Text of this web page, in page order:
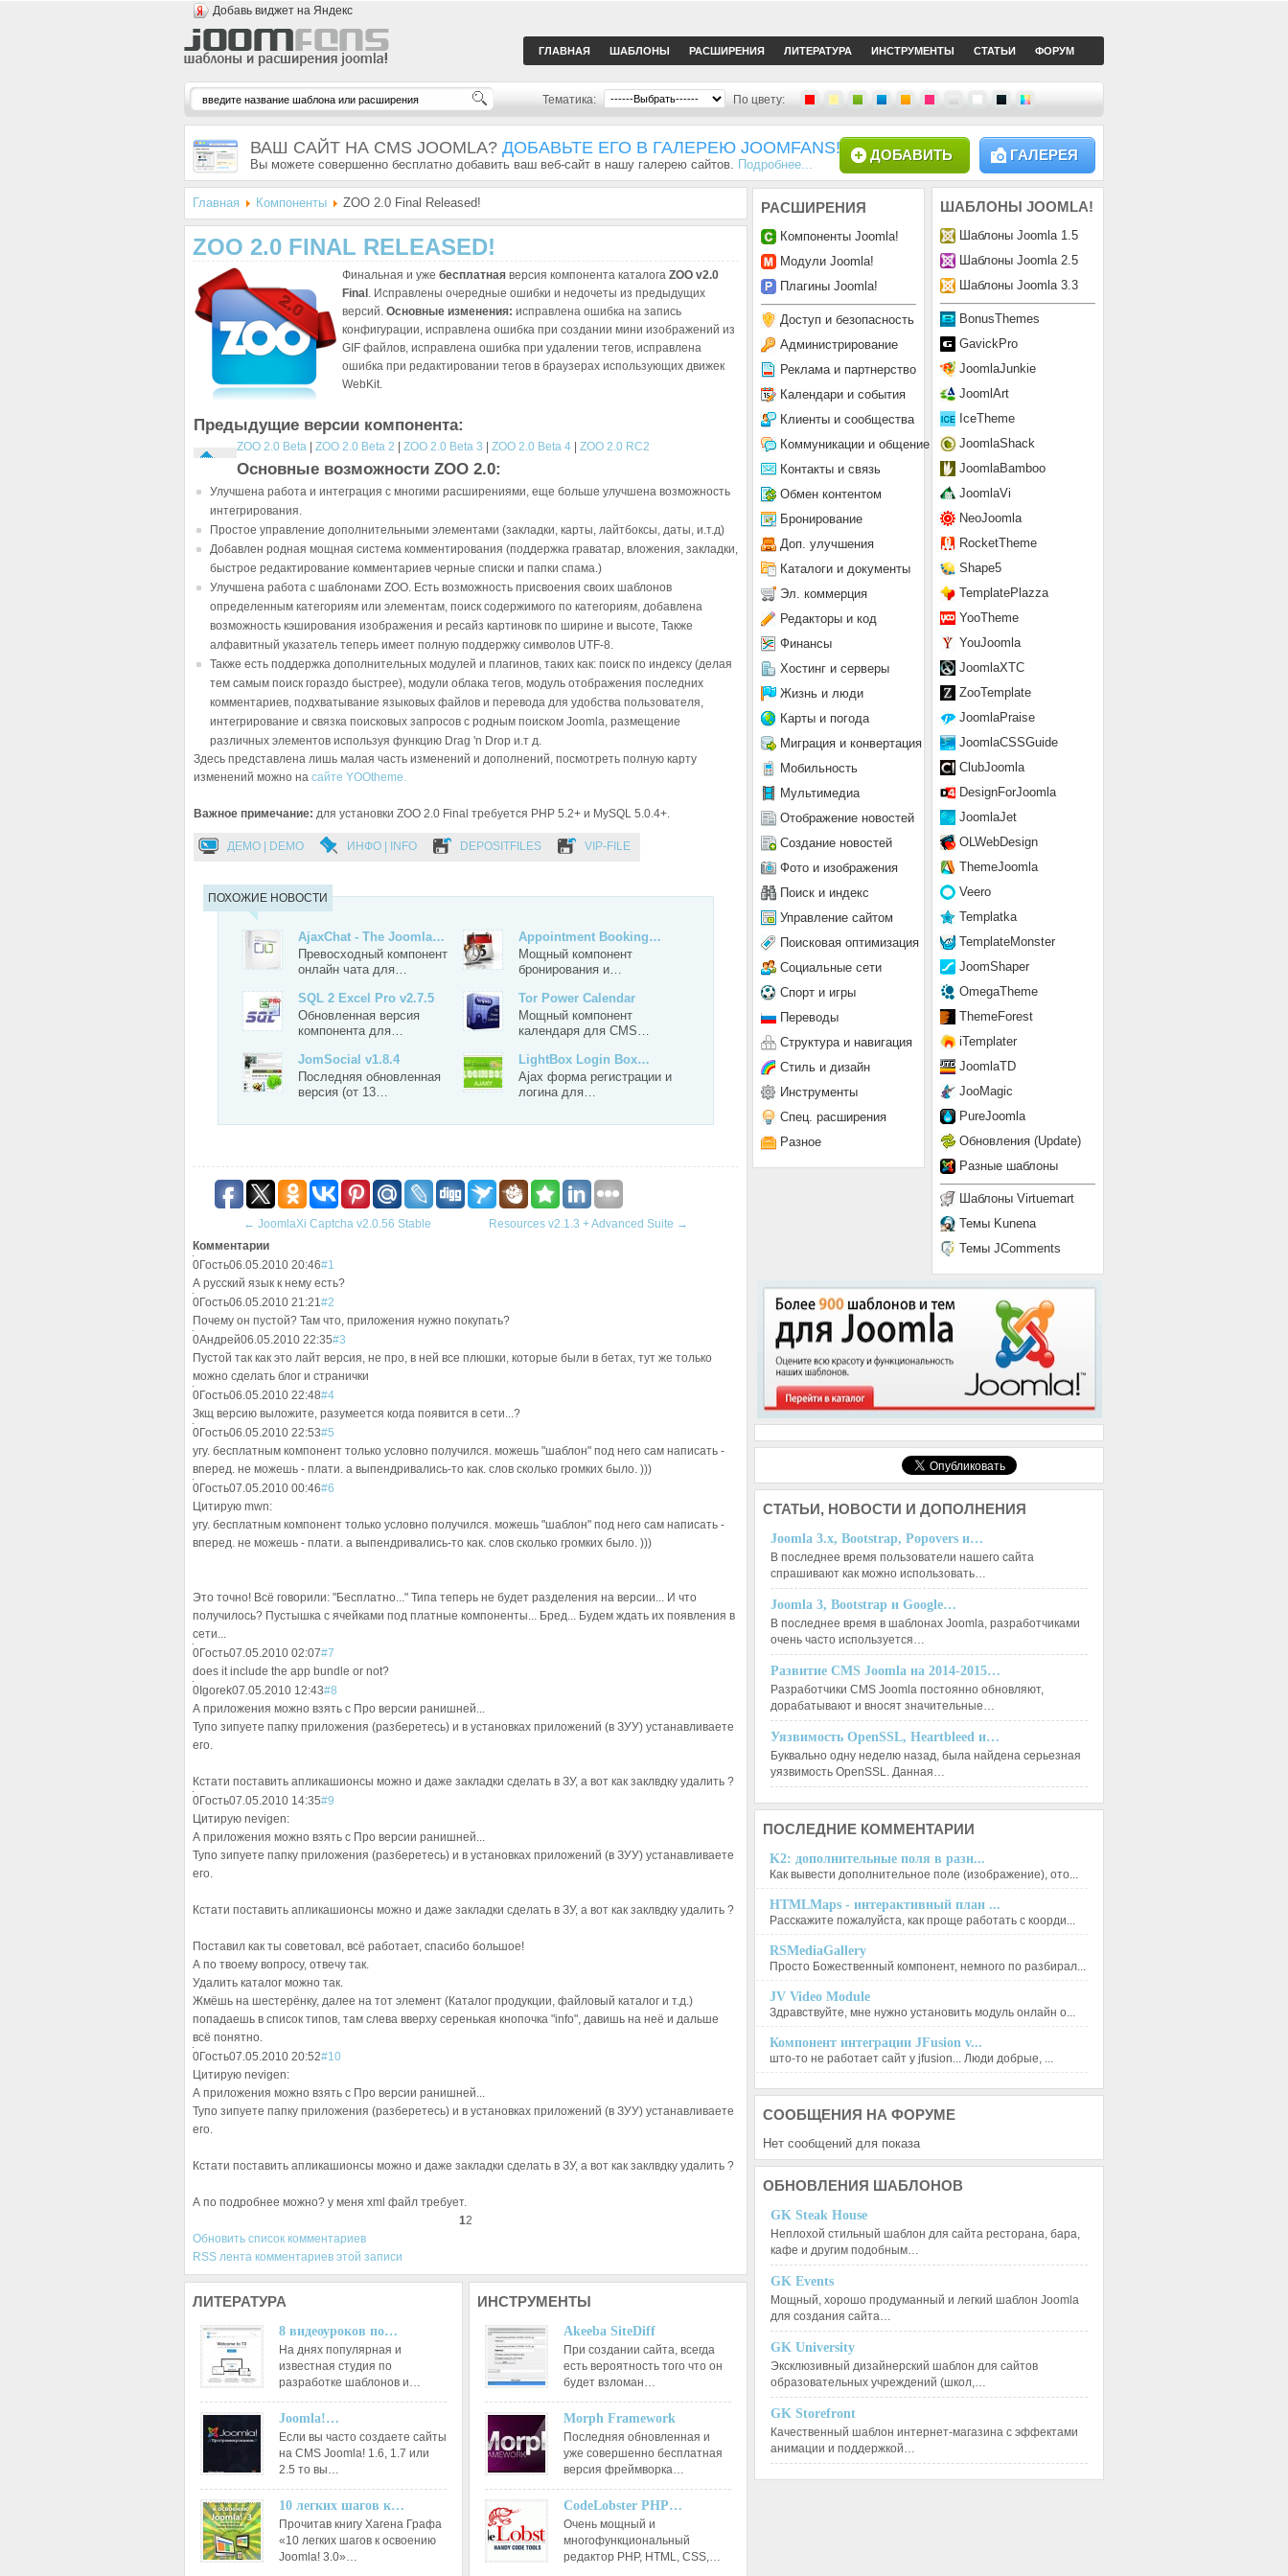
Добавь виджет на Яндекс
ГЛАВНАЯ ШАБЛОНЫ РАСШИРЕНИЯ ЛИТЕРАТУРА ИНСТРУМЕНТЫ СТАТЬИ ФОРУМ
Тематика: По цвету:
ВАШ САЙТ НА CMS JOOMLA? ДОБАВЬТЕ ЕГО В ГАЛЕРЕЮ JOOMFANS!
Вы можете совершенно бесплатно добавить ваш веб-сайт в нашу галерею сайтов. Подробнее...
ГАЛЕРЕЯ
ДОБАВИТЬ
Главная Компоненты ZOO 2.0 Final Released!
ZOO 2.0 FINAL RELEASED!
Финальная и уже бесплатная версия компонента каталога ZOO v2.0
Final . Исправлены очередные ошибки и недочеты из предыдущих
версий. Основные изменения: исправлена ошибка на запись
конфигурации, исправлена ошибка при создании мини изображений из
GIF файлов, исправлена ошибка при удалении тегов, исправлена
ошибка при редактировании тегов в браузерах использующих движек
WebKit.
Предыдущие версии компонента:
ZOO 2.0 Beta ZOO 2.0 Beta 2 ZOO 2.0 Beta 3 ZOO 2.0 Beta 4 ZOO 2.0 RC2
Основные возможности ZOO 2.0:
Улучшена работа и интеграция с многими расширениями, еще больше улучшена возможность
интегрирования.
Простое управление дополнительными элементами (закладки, карты, лайтбоксы, даты, и.т.д)
Добавлен родная мощная система комментирования (поддержка граватар, вложения, закладки,
быстрое редактирование комментариев черные списки и папки спама.)
Улучшена работа с шаблонами ZOO. Есть возможность присвоения своих шаблонов
определенным категориям или элементам, поиск содержимого по категориям, добавлена
возможность кэширования изображения и ресайз картиновк по ширине и высоте, Также
алфавитный указатель теперь имеет полную поддержку символов UTF-8.
Также есть поддержка дополнительных модулей и плагинов, таких как: поиск по индексу (делая
тем самым поиск гораздо быстрее), модули облака тегов, модуль отображения последних
комментариев, подхватывание языковых файлов и перевода для удобства пользователя,
интегрирование и связка поисковых запросов с родным поиском Joomla, размещение
различных элементов используя функцию Drag 'n Drop и.т д.
Здесь представлена лишь малая часть изменений и дополнений, посмотреть полную карту
изменений можно на сайте YOOtheme.
Важное примечание: для установки ZOO 2.0 Final требуется PHP 5.2+ и MySQL 5.0.4+.
ДЕМО | DEMO ИНФО | INFO DEPOSITFILES VIP-FILE
ПОХОЖИЕ НОВОСТИ
AjaxChat - The Joomla…
Превосходный компонент
онлайн чата для…
Appointment Booking…
Мощный компонент
бронирования и…
SQL 2 Excel Pro v2.7.5
Обновленная версия
компонента для…
Tor Power Calendar
Мощный компонент
календаря для CMS…
JomSocial v1.8.4
Последняя обновленная
версия (от 13…
LightBox Login Box…
Ajax форма регистрации и
логина для…
← JoomlaXi Captcha v2.0.56 Stable Resources v2.1.3 + Advanced Suite →
Комментарии
0Гость06.05.2010 20:46#1
А русский язык к нему есть?
0Гость06.05.2010 21:21#2
Почему он пустой? Там что, приложения нужно покупать?
0Андрей06.05.2010 22:35#3
Пустой так как это лайт версия, не про, в ней все плюшки, которые были в бетах, тут же только
можно сделать блог и странички
0Гость06.05.2010 22:48#4
Зкщ версию выложите, разумеется когда появится в сети...?
0Гость06.05.2010 22:53#5
угу. бесплатным компонент только условно получился. можешь "шаблон" под него сам написать -
вперед. не можешь - плати. а выпендривались-то как. слов сколько громких было. )))
0Гость07.05.2010 00:46#6
Цитирую mwn:
угу. бесплатным компонент только условно получился. можешь "шаблон" под него сам написать -
вперед. не можешь - плати. а выпендривались-то как. слов сколько громких было. )))
Это точно! Всё говорили: "Бесплатно..." Типа теперь не будет разделения на версии... И что
получилось? Пустышка с ячейками под платные компоненты... Бред... Будем ждать их появления в
сети...
0Гость07.05.2010 02:07#7
does it include the app bundle or not?
0 Igorek07.05.2010 12:43#8
А приложения можно взять с Про версии ранишней...
Тупо зипуете папку приложения (разберетесь) и в установках приложений (в ЗУУ) устанавливаете
его.
Кстати поставить апликашионсы можно и даже закладки сделать в ЗУ, а вот как заклвдку удалить ?
0Гость07.05.2010 14:35#9
Цитирую nevigen:
А приложения можно взять с Про версии ранишней...
Тупо зипуете папку приложения (разберетесь) и в установках приложений (в ЗУУ) устанавливаете
его.
Кстати поставить апликашионсы можно и даже закладки сделать в ЗУ, а вот как заклвдку удалить ?
Поставил как ты советовал, всё работает, спасибо большое!
А по твоему вопросу, отвечу так.
Удалить каталог можно так.
Жмёшь на шестерёнку, далее на тот элемент (Каталог продукции, файловый каталог и т.д.)
попадаешь в список типов, там слева вверху серенькая кнопочка "info", давишь на неё и дальше
всё понятно.
0Гость07.05.2010 20:52#10
Цитирую nevigen:
А приложения можно взять с Про версии ранишней...
Тупо зипуете папку приложения (разберетесь) и в установках приложений (в ЗУУ) устанавливаете
его.
Кстати поставить апликашионсы можно и даже закладки сделать в ЗУ, а вот как заклвдку удалить ?
А по подробнее можно? у меня xml файл требует.
12
Обновить список комментариев
RSS лента комментариев этой записи
ЛИТЕРАТУРА
8 видеоуроков по…
На днях популярная и
известная студия по
разработке шаблонов и…
Joomla!…
Если вы часто создаете сайты
на CMS Joomla! 1.6, 1.7 или
2.5 то вы…
10 легких шагов к…
Прочитав книгу Хагена Графа
«10 легких шагов к освоению
Joomla! 3.0»…
ИНСТРУМЕНТЫ
Akeeba SiteDiff
При создании сайта, всегда
есть вероятность того что он
будет взломан…
Morph Framework
Последняя обновленная и
уже совершенно бесплатная
версия фреймворка…
CodeLobster PHP…
Очень мощный и
многофункциональный
редактор РНР, HTML, CSS,…
ШАБЛОНЫ JOOMLA!
Шаблоны Joomla 1.5
Шаблоны Joomla 2.5
Шаблоны Joomla 3.3
BonusThemes
GavickPro
JoomlaJunkie
JoomlArt
IceTheme
JoomlaShack
JoomlaBamboo
JoomlaVi
NeoJoomla
RocketTheme
Shape5
TemplatePlazza
YooTheme
YouJoomla
JoomlaXTC
ZooTemplate
JoomlaPraise
JoomlaCSSGuide
ClubJoomla
DesignForJoomla
JoomlaJet
OLWebDesign
ThemeJoomla
Veero
Templatka
TemplateMonster
JoomShaper
OmegaTheme
ThemeForest
iTemplater
JoomlaTD
JooMagic
PureJoomla
Обновления (Update)
Разные шаблоны
Шаблоны Virtuemart
Темы Kunena
Темы JComments
РАСШИРЕНИЯ
Компоненты Joomla!
Модули Joomla!
Плагины Joomla!
Доступ и безопасность
Администрирование
Реклама и партнерство
Календари и события
Клиенты и сообщества
Коммуникации и общение
Контакты и связь
Обмен контентом
Бронирование
Доп. улучшения
Каталоги и документы
Эл. коммерция
Редакторы и код
Финансы
Хостинг и серверы
Жизнь и люди
Карты и погода
Миграция и конвертация
Мобильность
Мультимедиа
Отображение новостей
Создание новостей
Фото и изображения
Поиск и индекс
Управление сайтом
Поисковая оптимизация
Социальные сети
Спорт и игры
Переводы
Структура и навигация
Стиль и дизайн
Инструменты
Спец. расширения
Разное
СТАТЬИ, НОВОСТИ И ДОПОЛНЕНИЯ
Joomla 3.x, Bootstrap, Popovers и…
В последнее время пользователи нашего сайта
спрашивают как можно использовать…
Joomla 3, Bootstrap и Google…
В последнее время в шаблонах Joomla, разработчиками
очень часто используется…
Развитие CMS Joomla на 2014-2015…
Разработчики CMS Joomla постоянно обновляют,
дорабатывают и вносят значительные…
Уязвимость OpenSSL, Heartbleed и…
Буквально одну неделю назад, была найдена серьезная
уязвимость OpenSSL. Данная…
ПОСЛЕДНИЕ КОММЕНТАРИИ
K2: дополнительные поля в разн...
Как вывести дополнительное поле (изображение), ото...
HTMLMaps - интерактивный план ...
Расскажите пожалуйста, как проще работать с коорди...
RSMediaGallery
Просто Божественный компонент, немного по разбирал...
JV Video Module
Здравствуйте, мне нужно установить модуль онлайн о...
Компонент интеграции JFusion v...
што-то не работает сайт у jfusion... Люди добрые, ...
СООБЩЕНИЯ НА ФОРУМЕ
Нет сообщений для показа
ОБНОВЛЕНИЯ ШАБЛОНОВ
GK Steak House
Неплохой стильный шаблон для сайта ресторана, бара,
кафе и другим подобным…
GK Events
Мощный, хорошо продуманный и легкий шаблон Joomla
для создания сайта…
GK University
Эксклюзивный дизайнерский шаблон для сайтов
образовательных учреждений (школ,…
GK Storefront
Качественный шаблон интернет-магазина с эффектами
анимации и поддержкой…